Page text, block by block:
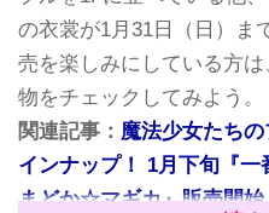
の衣裳が1月31日（日）ま
売を楽しみにしている方
物をチェックしてみよう。
関連記事： 魔法少女たち
インナップ！ 1月下旬『
まどか☆マギカ』販売開始